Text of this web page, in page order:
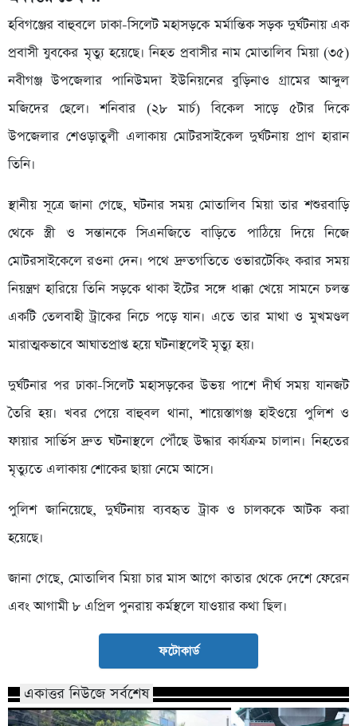
হবিগঞ্জের বাহুবলে ঢাকা-সিলেট মহাসড়কে মর্মান্তিক সড়ক দুর্ঘটনায় এক
প্রবাসী যুবকের মৃত্যু হয়েছে। নিহত প্রবাসীর নাম মোতালিব মিয়া (৩৫)
নবীগঞ্জ উপজেলার পানিউমদা ইউনিয়নের বুড়িনাও গ্রামের আব্দুল
মজিদের ছেলে। শনিবার (২৮ মার্চ) বিকেল সাড়ে ৫টার দিকে
উপজেলার শেওড়াতুলী এলাকায় মোটরসাইকেল দুর্ঘটনায় প্রাণ হারান
তিনি।
স্থানীয় সূত্রে জানা গেছে, ঘটনার সময় মোতালিব মিয়া তার শশুরবাড়ি
থেকে স্ত্রী ও সন্তানকে সিএনজিতে বাড়িতে পাঠিয়ে দিয়ে নিজে
মোটরসাইকেলে রওনা দেন। পথে দ্রুতগতিতে ওভারটেকিং করার সময়
নিয়ন্ত্রণ হারিয়ে তিনি সড়কে থাকা ইটের সঙ্গে ধাক্কা খেয়ে সামনে চলন্ত
একটি তেলবাহী ট্রাকের নিচে পড়ে যান। এতে তার মাথা ও মুখমণ্ডল
মারাত্মকভাবে আঘাতপ্রাপ্ত হয়ে ঘটনাস্থলেই মৃত্যু হয়।
দুর্ঘটনার পর ঢাকা-সিলেট মহাসড়কের উভয় পাশে দীর্ঘ সময় যানজট
তৈরি হয়। খবর পেয়ে বাহুবল থানা, শায়েস্তাগঞ্জ হাইওয়ে পুলিশ ও
ফায়ার সার্ভিস দ্রুত ঘটনাস্থলে পৌঁছে উদ্ধার কার্যক্রম চালান। নিহতের
মৃত্যুতে এলাকায় শোকের ছায়া নেমে আসে।
পুলিশ জানিয়েছে, দুর্ঘটনায় ব্যবহৃত ট্রাক ও চালককে আটক করা
হয়েছে।
জানা গেছে, মোতালিব মিয়া চার মাস আগে কাতার থেকে দেশে ফেরেন
এবং আগামী ৮ এপ্রিল পুনরায় কর্মস্থলে যাওয়ার কথা ছিল।
ফটোকার্ড
একাত্তর নিউজে সর্বশেষ